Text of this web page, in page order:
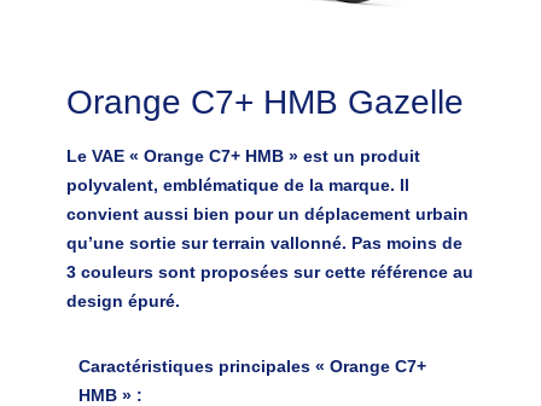
Orange C7+ HMB Gazelle
Le VAE « Orange C7+ HMB » est un produit
polyvalent, emblématique de la marque. Il
convient aussi bien pour un déplacement urbain
qu’une sortie sur terrain vallonné. Pas moins de
3 couleurs sont proposées sur cette référence au
design épuré.
Caractéristiques principales « Orange C7+
HMB »: